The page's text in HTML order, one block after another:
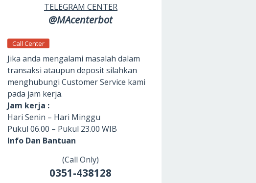
TELEGRAM CENTER
@MAcenterbot
Call Center
Jika anda mengalami masalah dalam
transaksi ataupun deposit silahkan
menghubungi Customer Service kami
pada jam kerja.
Jam kerja :
Hari Senin – Hari Minggu
Pukul 06.00 – Pukul 23.00 WIB
Info Dan Bantuan
(Call Only)
0351-438128